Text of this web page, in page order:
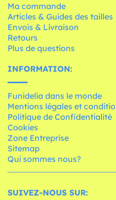
Ma commande
Articles & Guides des tailles
Envois & Livraison
Retours
Plus de questions
INFORMATION:
Funidelia dans le monde
Mentions légales et
Politique de Confidentialité
Cookies
Zone Entreprise
Sitemap
Qui sommes nous?
SUIVEZ-NOUS SUR: